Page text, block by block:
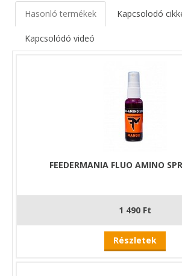
Hasonló termékek Kapcsolodó
Kapcsolódó videó
FEEDERMANIA FLUO AMINO
1 490 Ft
Részletek